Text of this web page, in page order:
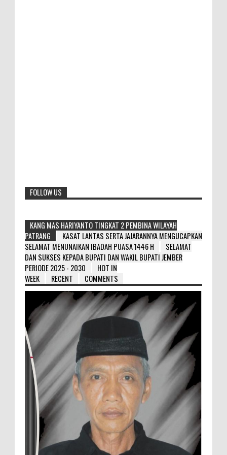
FOLLOW US
KANG MAS HARIYANTO TINGKAT 2 PEMBINA WILAYAH
PATRANG
KASAT LANTAS SERTA JAJARANNYA MENGUCAPKAN
SELAMAT MENUNAIKAN IBADAH PUASA 1446 H
SELAMAT
DAN SUKSES KEPADA BUPATI DAN WAKIL BUPATI JEMBER
PERIODE 2025 - 2030
HOT IN
WEEK
RECENT COMMENTS